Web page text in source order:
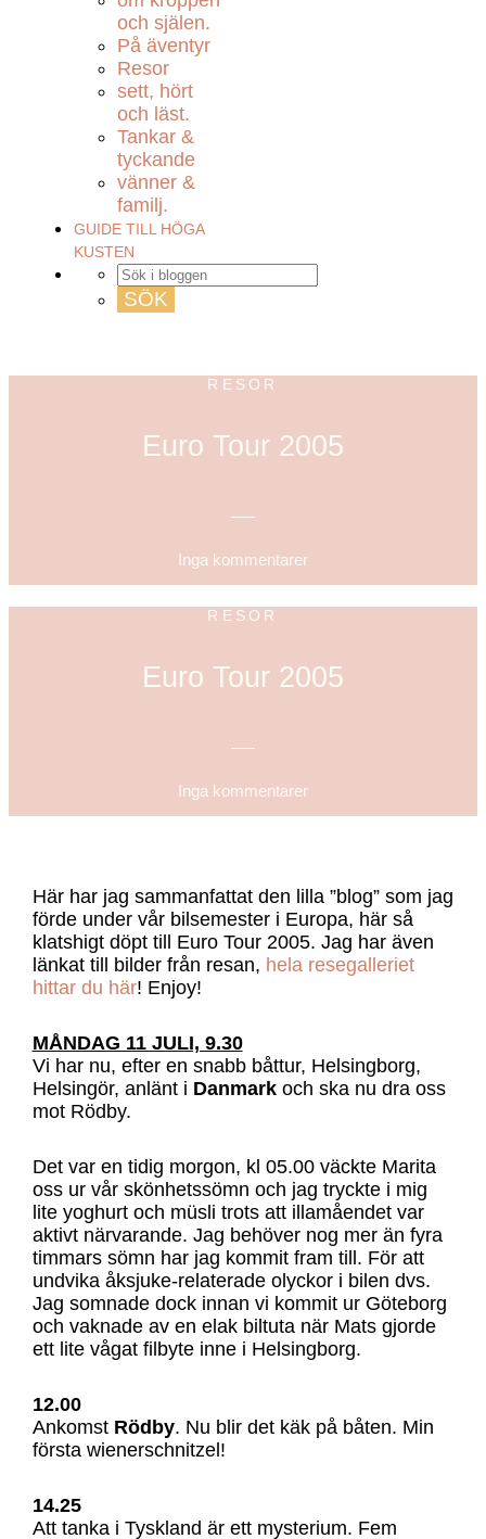
och själen.
På äventyr
Resor
sett, hört
och läst.
Tankar &
tyckande
vänner &
familj.
GUIDE TILL HÖGA
KUSTEN
RESOR
Euro Tour 2005
Inga kommentarer
RESOR
Euro Tour 2005
Inga kommentarer
Här har jag sammanfattat den lilla ”blog” som jag
förde under vår bilsemester i Europa, här så
klatshigt döpt till Euro Tour 2005. Jag har även
länkat till bilder från resan, hela resegalleriet
hittar du här! Enjoy!
MÅNDAG 11 JULI, 9.30
Vi har nu, efter en snabb båttur, Helsingborg,
Helsingör, anlänt i Danmarkoch ska nu dra oss
mot Rödby.
Det var en tidig morgon, kl 05.00 väckte Marita
oss ur vår skönhetssömn och jag tryckte i mig
lite yoghurt och müsli trots att illamåendet var
aktivt närvarande. Jag behöver nog mer än fyra
timmars sömn har jag kommit fram till. För att
undvika åksjuke-relaterade olyckor i bilen dvs.
Jag somnade dock innan vi kommit ur Göteborg
och vaknade av en elak biltuta när Mats gjorde
ett lite vågat filbyte inne i Helsingborg.
12.00
Ankomst Rödby. Nu blir det käk på båten. Min
första wienerschnitzel!
14.25
Att tanka i Tyskland är ett mysterium. Fem